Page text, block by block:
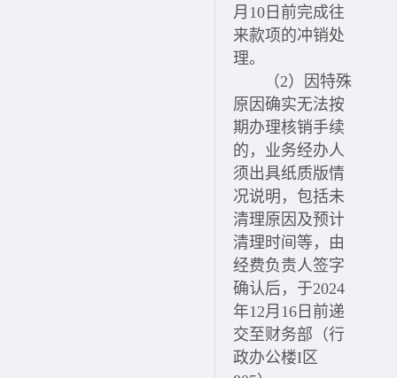
月10日前完成往
来款项的冲销处
理。
（2）因特殊
原因确实无法按
期办理核销手续
的，业务经办人
须出具纸质版情
况说明，包括未
清理原因及预计
清理时间等，由
经费负责人签字
确认后，于2024
年12月16日前递
交至财务部（行
政办公楼I区